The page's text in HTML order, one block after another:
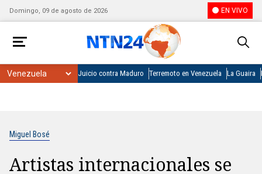
Domingo, 09 de agosto de 2026 EN VIVO
Juicio contra Maduro Terremoto en Venezuela La Guaira
Miguel Bosé
Artistas internacionales se